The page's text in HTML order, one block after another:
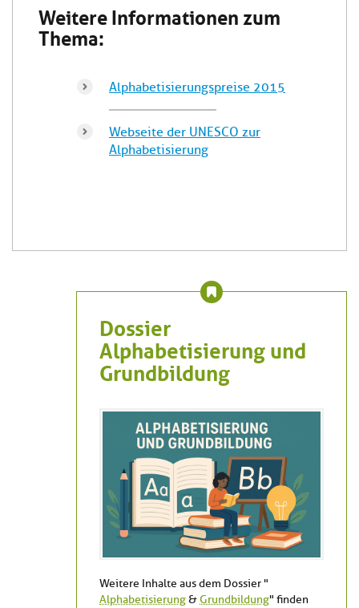
Weitere Informationen zum
Thema:
Alphabetisierungspreise 2015
Webseite der UNESCO zur
Alphabetisierung
Dossier
Alphabetisierung und
Grundbildung
Weitere Inhalte aus dem Dossier "
Alphabetisierung&Grundbildung" finden